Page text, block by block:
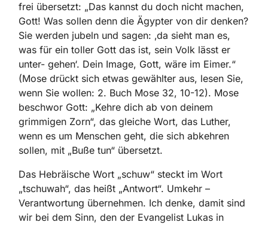
frei übersetzt: „Das kannst du doch nicht machen,
Gott! Was sollen denn die Ägypter von dir denken?
Sie werden jubeln und sagen: ‚da sieht man es,
was für ein toller Gott das ist, sein Volk lässt er
unter- gehen‘. Dein Image, Gott, wäre im Eimer.“
(Mose drückt sich etwas gewählter aus, lesen Sie,
wenn Sie wollen: 2. Buch Mose 32, 10-12). Mose
beschwor Gott: „Kehre dich ab von deinem
grimmigen Zorn“, das gleiche Wort, das Luther,
wenn es um Menschen geht, die sich abkehren
sollen, mit „Buße tun“ übersetzt.
Das Hebräische Wort „schuw“ steckt im Wort
„tschuwah“, das heißt „Antwort“. Umkehr –
Verantwortung übernehmen. Ich denke, damit sind
wir bei dem Sinn, den der Evangelist Lukas in